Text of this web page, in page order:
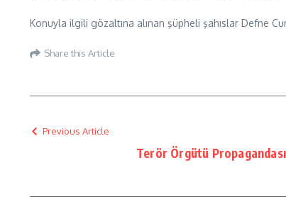
Konuyla ilgili gözaltına alınan şüpheli şahıslar Defne
Share this Article
Previous Article
Terör Örgütü